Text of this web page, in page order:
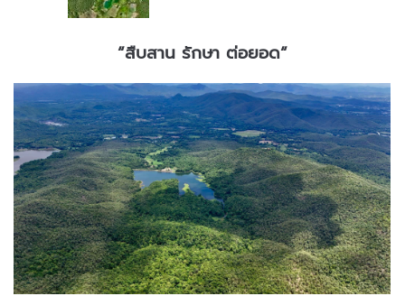
“สืบสาน รักษา ต่อยอด“